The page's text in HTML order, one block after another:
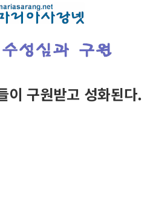
구원받고 성화된다